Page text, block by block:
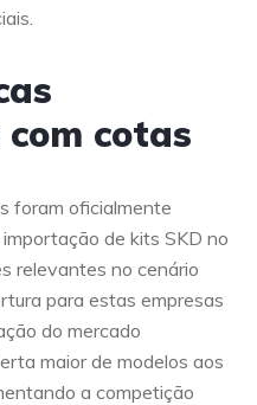
cotas
foram oficialmente
de kits SKD no
relevantes no cenário
para estas empresas
do mercado
maior de modelos aos
a competição